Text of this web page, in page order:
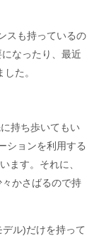
スも持っているの
なったり、最近
た。
持ち歩いてもい
ションを利用する
ます。それに、
かさばるので持
ル)だけを持って